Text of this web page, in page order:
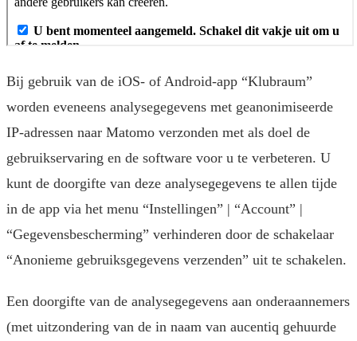
Bij gebruik van de iOS- of Android-app “Klubraum”
worden eveneens analysegegevens met geanonimiseerde
IP-adressen naar Matomo verzonden met als doel de
gebruikservaring en de software voor u te verbeteren. U
kunt de doorgifte van deze analysegegevens te allen tijde
in de app via het menu “Instellingen” | “Account” |
“Gegevensbescherming” verhinderen door de schakelaar
“Anonieme gebruiksgegevens verzenden” uit te schakelen.
Een doorgifte van de analysegegevens aan onderaannemers
(met uitzondering van de in naam van aucentiq gehuurde